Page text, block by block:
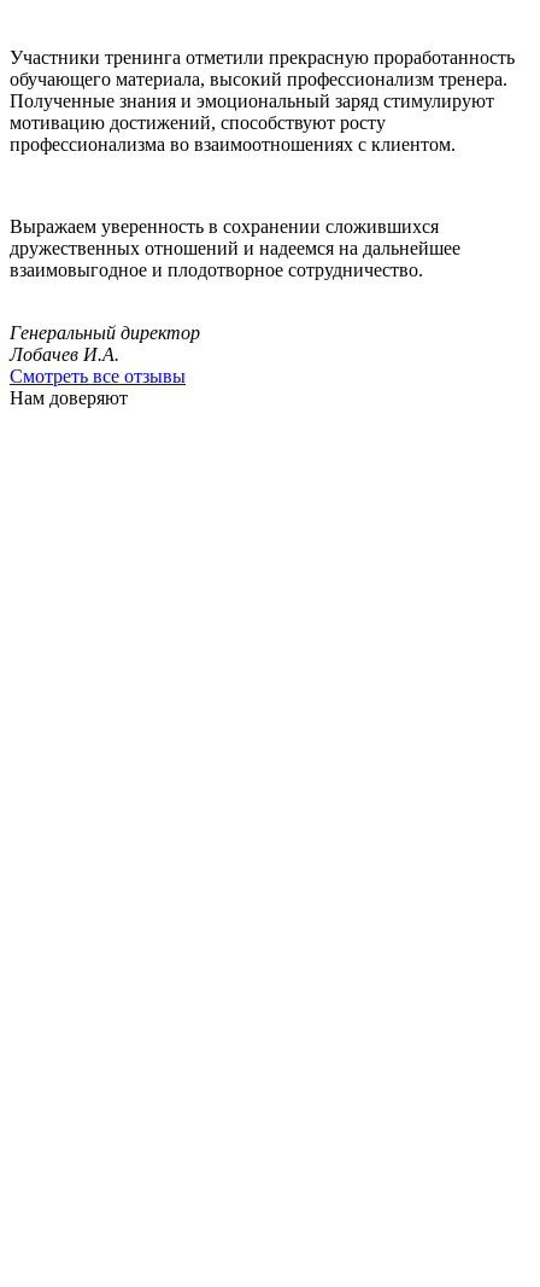
Участники тренинга отметили прекрасную проработанность
обучающего материала, высокий профессионализм тренера.
Полученные знания и эмоциональный заряд стимулируют
мотивацию достижений, способствуют росту
профессионализма во взаимоотношениях с клиентом.
Выражаем уверенность в сохранении сложившихся
дружественных отношений и надеемся на дальнейшее
взаимовыгодное и плодотворное сотрудничество.
Генеральный директор
Лобачев И.А.
Смотреть все отзывы
Нам доверяют